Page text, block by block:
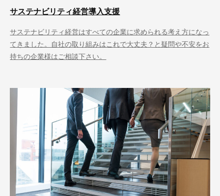
サステナビリティ経営導入支援
サステナビリティ経営はすべての企業に求められる考え方になっ
てきました。自社の取り組みはこれで大丈夫？と疑問や不安をお
持ちの企業様はご相談下さい。